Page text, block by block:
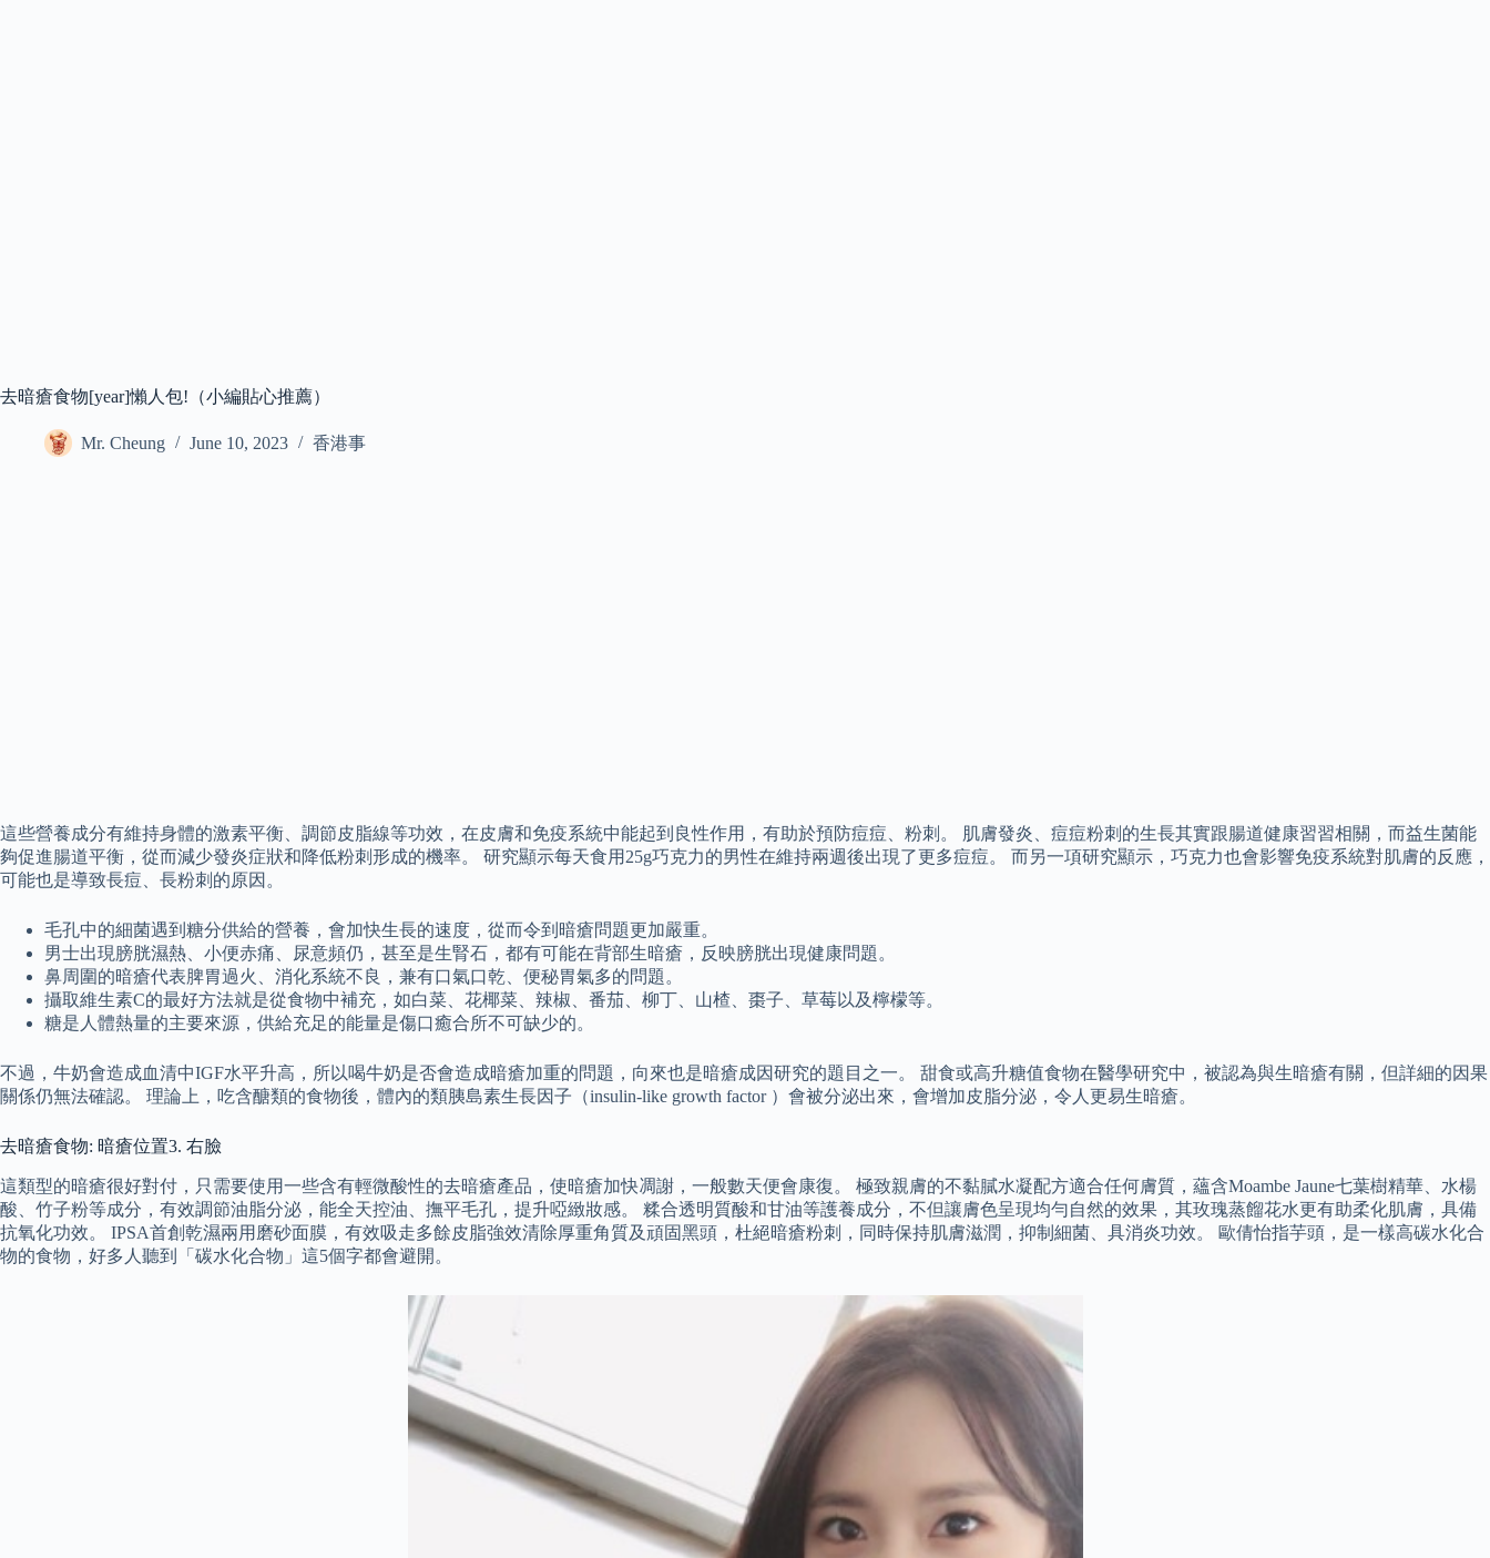
去暗瘡食物[year]懶人包!（小編貼心推薦）
Mr. Cheung June 10, 2023 香港事
這些營養成分有維持身體的激素平衡、調節皮脂線等功效，在皮膚和免疫系統中能起到良性作用，有助於預防痘痘、粉刺。 肌膚發炎、痘痘粉刺的生長其實跟腸道健康習習相關，而益生菌能
夠促進腸道平衡，從而減少發炎症狀和降低粉刺形成的機率。 研究顯示每天食用25g巧克力的男性在維持兩週後出現了更多痘痘。 而另一項研究顯示，巧克力也會影響免疫系統對肌膚的反應，
可能也是導致長痘、長粉刺的原因。
毛孔中的細菌遇到糖分供給的營養，會加快生長的速度，從而令到暗瘡問題更加嚴重。
男士出現膀胱濕熱、小便赤痛、尿意頻仍，甚至是生腎石，都有可能在背部生暗瘡，反映膀胱出現健康問題。
鼻周圍的暗瘡代表脾胃過火、消化系統不良，兼有口氣口乾、便秘胃氣多的問題。
攝取維生素C的最好方法就是從食物中補充，如白菜、花椰菜、辣椒、番茄、柳丁、山楂、棗子、草莓以及檸檬等。
糖是人體熱量的主要來源，供給充足的能量是傷口癒合所不可缺少的。
不過，牛奶會造成血清中IGF水平升高，所以喝牛奶是否會造成暗瘡加重的問題，向來也是暗瘡成因研究的題目之一。 甜食或高升糖值食物在醫學研究中，被認為與生暗瘡有關，但詳細的因果
關係仍無法確認。 理論上，吃含醣類的食物後，體內的類胰島素生長因子（insulin-like growth factor ）會被分泌出來，會增加皮脂分泌，令人更易生暗瘡。
去暗瘡食物: 暗瘡位置3. 右臉
這類型的暗瘡很好對付，只需要使用一些含有輕微酸性的去暗瘡產品，使暗瘡加快凋謝，一般數天便會康復。 極致親膚的不黏膩水凝配方適合任何膚質，蘊含Moambe Jaune七葉樹精華、水楊
酸、竹子粉等成分，有效調節油脂分泌，能全天控油、撫平毛孔，提升啞緻妝感。 糅合透明質酸和甘油等護養成分，不但讓膚色呈現均勻自然的效果，其玫瑰蒸餾花水更有助柔化肌膚，具備
抗氧化功效。 IPSA首創乾濕兩用磨砂面膜，有效吸走多餘皮脂強效清除厚重角質及頑固黑頭，杜絕暗瘡粉刺，同時保持肌膚滋潤，抑制細菌、具消炎功效。 歐倩怡指芋頭，是一樣高碳水化合
物的食物，好多人聽到「碳水化合物」這5個字都會避開。